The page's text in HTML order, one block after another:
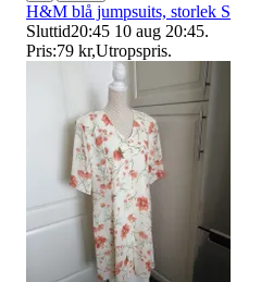
H&M blå jumpsuits, storlek S
Sluttid20:45 10 aug 20:45.
Pris:79 kr,Utropspris.